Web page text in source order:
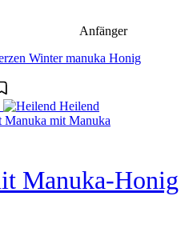
Anfänger
Heilend
mit Manuka
Manuka-Honig